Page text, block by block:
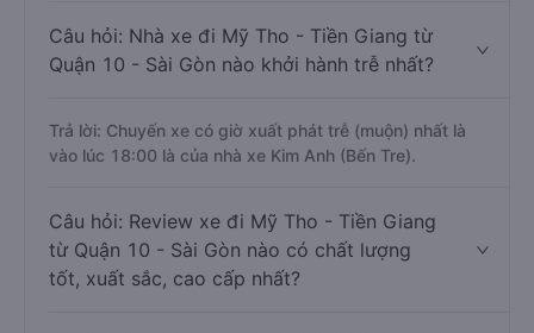
Câu hỏi: Nhà xe đi Mỹ Tho - Tiền Giang từ
Quận 10 - Sài Gòn nào khởi hành trễ nhất?
Trả lời: Chuyến xe có giờ xuất phát trễ (muộn) nhất là
vào lúc 18:00 là của nhà xe Kim Anh (Bến Tre).
Câu hỏi: Review xe đi Mỹ Tho - Tiền Giang
từ Quận 10 - Sài Gòn nào có chất lượng
tốt, xuất sắc, cao cấp nhất?